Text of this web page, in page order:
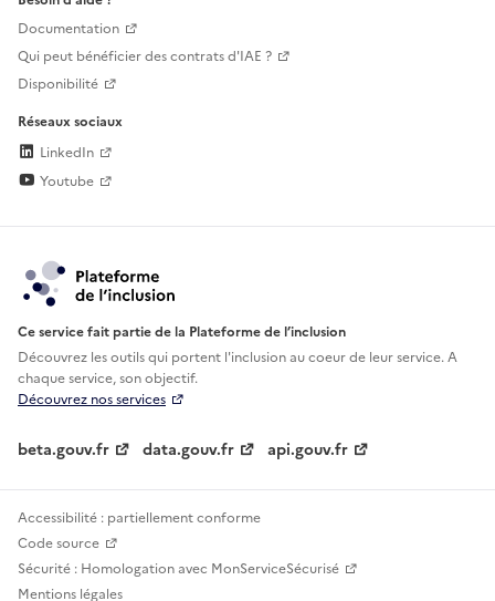
Documentation
Qui peut bénéficier des contrats d'IAE ?
Disponibilité
Réseaux sociaux
LinkedIn
Youtube
Ce service fait partie de la Plateforme de l’inclusion
Découvrez les outils qui portent l'inclusion aucoeur de leur service. A
chaque service, son objectif.
Découvrez nos services
beta.gouv.fr data.gouv.fr api.gouv.fr
Accessibilité : partiellement conforme
Code source
Sécurité : Homologation avec MonServiceSécurisé
Mentions légales